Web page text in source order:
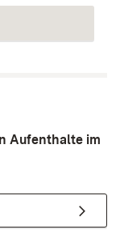
Aufenthalte im